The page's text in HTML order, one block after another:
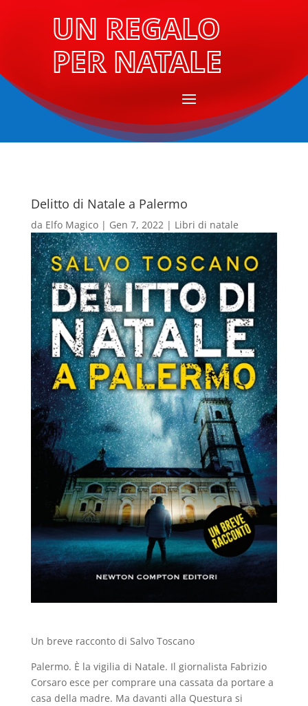
UN REGALO
PER NATALE
Delitto di Natale a Palermo
da Elfo Magico| Gen 7, 2022| Libri di natale
Un breve racconto di Salvo Toscano
Palermo. È la vigilia di Natale. Il giornalista Fabrizio
Corsaro esce per comprare una cassata da portare a
casa della madre. Ma davanti alla Questura si